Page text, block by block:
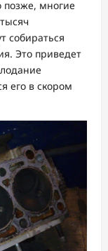
позже, многие
собираться
Это приведет
его в скором